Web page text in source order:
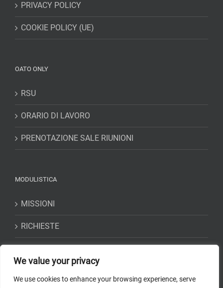
We value your privacy
We use cookies to enhance your browsing experience, serve
PRIVACY POLICY
COOKIE POLICY (UE)
OATO ONLY
RSU
ORARIO DI LAVORO
PRENOTAZIONE SALE RIUNIONI
MODULISTICA
MISSIONI
RICHIESTE